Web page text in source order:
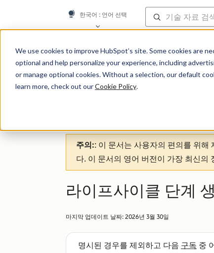
We use cookies to improve HubSpot’s site. Some cookies are
optional and help personalize your experience, including
or manage optional cookies. Without a selection, our default
learn more, check out ourCookie Policy.
한국어 : 언어 선택
기술 자료
주의:: 이 문서는 사용자의 편의를 위해
다. 이 문서의 영어 버전이 가장 최신의
라이프사이클 단계
마지막 업데이트 날짜: 2026년 3월 30일
명시된 경우를 제외하고 다음 구독 중